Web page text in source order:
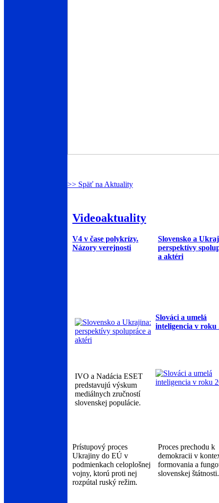
>> Späť na Aktuality
Videoaktuality
V4 v čase polykrízy.
Názory verejnosti
Slovensko a
perspektívy
a aktéri
Slováci a umelá
inteligencia v roku
IVO a Nadácia ESET
predstavujú výskum
mediálnych zručností
slovenskej populácie.
Prístupový proces
Ukrajiny do EÚ v
podmienkach celoplošnej
vojny, ktorú proti nej
rozpútal ruský režim.
Proces prechodu k
demokracii v
formovania a
slovenskej štátnosti.